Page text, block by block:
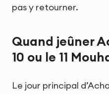
pas y retourner.
Quand jeûner
10 ou le 11
Le jour principal